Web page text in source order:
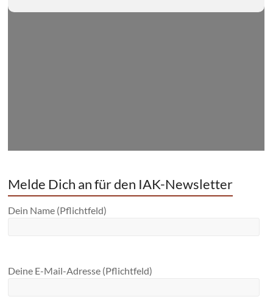
Melde Dich an für den IAK-Newsletter
Dein Name (Pflichtfeld)
Deine E-Mail-Adresse (Pflichtfeld)